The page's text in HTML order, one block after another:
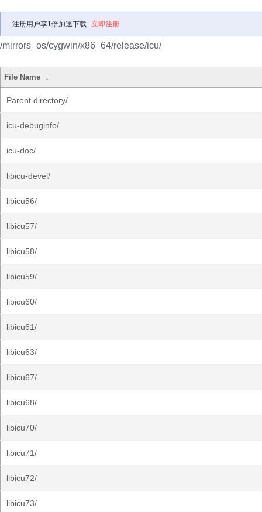
注册用户享1倍加速下载 立即注册
/mirrors_os/cygwin/x86_64/release/icu/
File Name ↓
Parent directory/
icu-debuginfo/
icu-doc/
libicu-devel/
libicu56/
libicu57/
libicu58/
libicu59/
libicu60/
libicu61/
libicu63/
libicu67/
libicu68/
libicu70/
libicu71/
libicu72/
libicu73/